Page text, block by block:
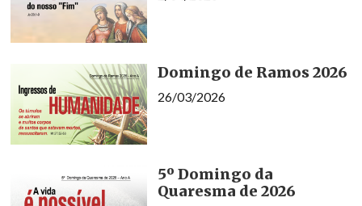
Domingo de Ramos 2026
26/03/2026
5º Domingo da
Quaresma de 2026